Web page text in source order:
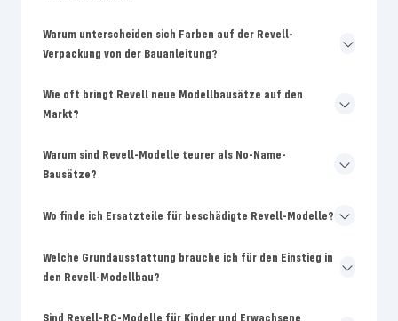
Warum unterscheiden sich Farben auf der Revell-
Verpackung von der Bauanleitung?
Wie oft bringt Revell neue Modellbausätze auf den
Markt?
Warum sind Revell-Modelle teurer als No-Name-
Bausätze?
Wo finde ich Ersatzteile für beschädigte Revell-Modelle?
Welche Grundausstattung brauche ich für den Einstieg in
den Revell-Modellbau?